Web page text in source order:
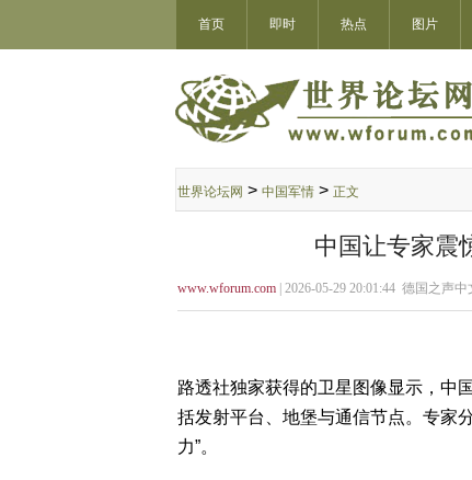
首页 即时 热点 图片
世界论坛网 > 中国军情 > 正文
中国让专家震
www.wforum.com | 2026-05-29 20:01:44 德国之声中
路透社独家获得的卫星图像显示，中
括发射平台、地堡与通信节点。专家
力”。